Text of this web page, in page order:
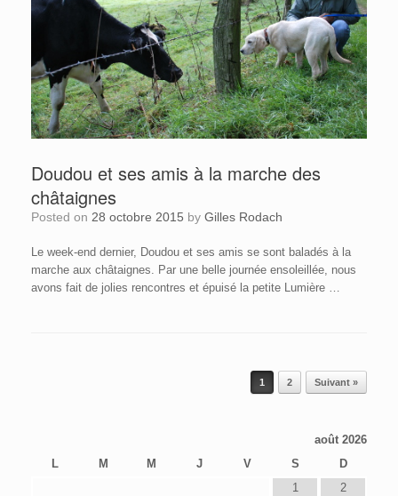
Doudou et ses amis à la marche des
châtaignes
Posted on 28 octobre 2015 by Gilles Rodach
Le week-end dernier, Doudou et ses amis se sont baladés à la
marche aux châtaignes. Par une belle journée ensoleillée, nous
avons fait de jolies rencontres et épuisé la petite Lumière …
1 2 Suivant »
août 2026
L
M M J V S D
1
2